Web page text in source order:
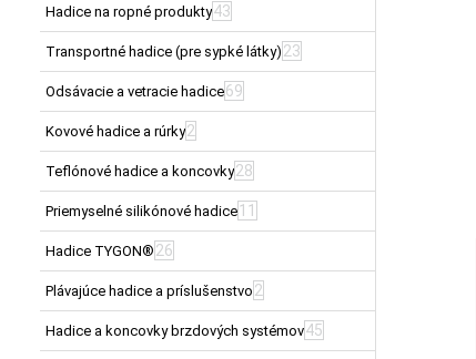
Hadice na ropné produkty43
Transportné hadice (pre sypké látky) 23
Odsávacie a vetracie hadice69
Kovové hadice a rúrky2
Teflónové hadice a koncovky28
Priemyselné silikónové hadice 11
Hadice TYGON® 26
Plávajúce hadice a príslušenstvo 2
Hadice a koncovky brzdových systémov45